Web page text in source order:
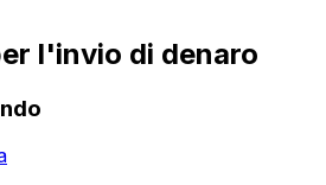
l'invio di denaro